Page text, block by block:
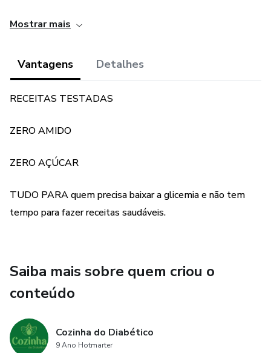
- receitas de DOCES SABOROSOS
- cocadas zero açúcar
- dicas de como substituir o café adoçado por algo que vai
agregar demais a sua saúde.
um fast food. É hora de inverter os valores e buscar de
Equipe Cozinha do Diabético
Mostrar mais
Vantagens Detalhes
RECEITAS TESTADAS
ZERO AMIDO
ZERO AÇÚCAR
TUDO PARA quem precisa baixar a glicemia e não tem
tempo para fazer receitas saudáveis.
Saiba mais sobre quem criou o
conteúdo
Cozinha do Diabético
9 Ano Hotmarter